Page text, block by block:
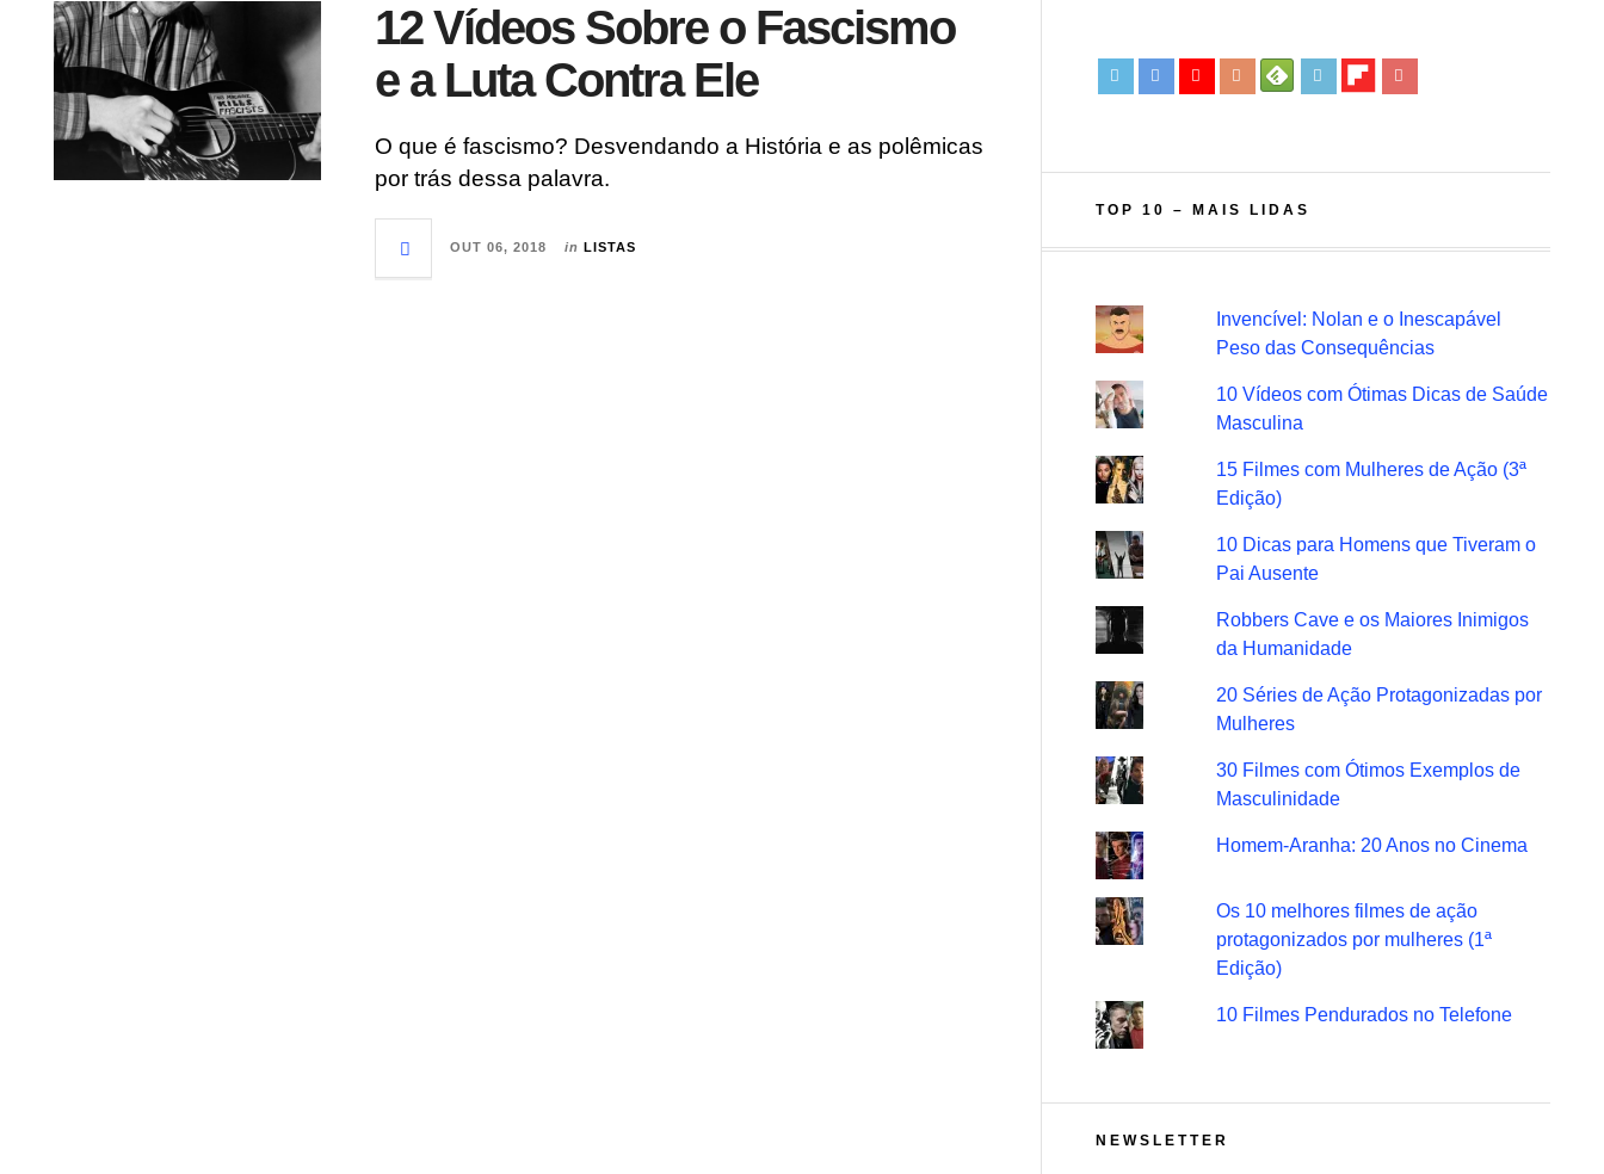
12 Vídeos Sobre o Fascismo
e a Luta Contra Ele
O que é fascismo? Desvendando a História e as polêmicas
por trás dessa palavra.
OUT 06, 2018 in LISTAS
TOP 10 – MAIS LIDAS
Invencível: Nolan e o Inescapável
Peso das Consequências
10 Vídeos com Ótimas Dicas de Saúde
Masculina
15 Filmes com Mulheres de Ação (3ª
Edição)
10 Dicas para Homens que Tiveram o
Pai Ausente
Robbers Cave e os Maiores Inimigos
da Humanidade
20 Séries de Ação Protagonizadas por
Mulheres
30 Filmes com Ótimos Exemplos de
Masculinidade
Homem-Aranha: 20 Anos no Cinema
Os 10 melhores filmes de ação
protagonizados por mulheres (1ª
Edição)
10 Filmes Pendurados no Telefone
NEWSLETTER